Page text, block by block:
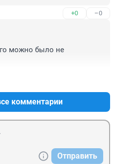
+0 –0
можно было не
комментарии
Отправить